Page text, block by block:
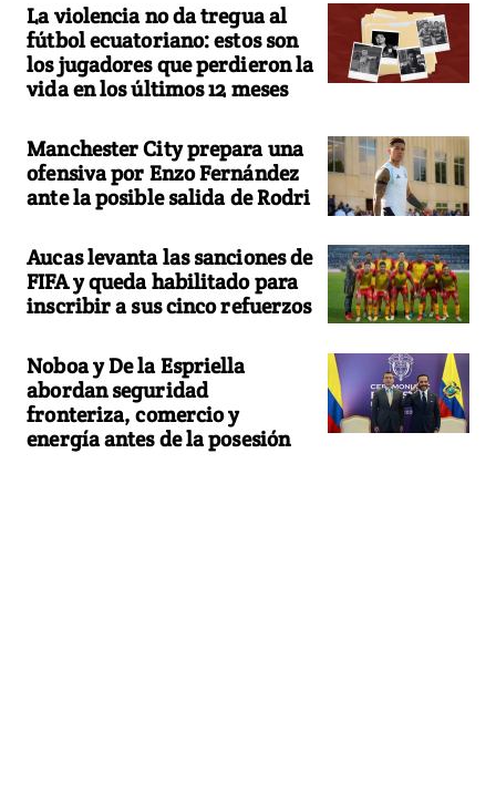
La violencia no da tregua al
fútbol ecuatoriano: estos son
los jugadores que perdieron la
vida en los últimos 12 meses
Manchester City prepara una
ofensiva por Enzo Fernández
ante la posible salida de Rodri
Aucas levanta las sanciones de
FIFA y queda habilitado para
inscribir a sus cinco refuerzos
Noboa y De la Espriella
abordan seguridad
fronteriza, comercio y
energía antes de la posesión